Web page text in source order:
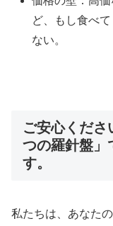
ど、もし食べ
ない。
ご安心くださ
つの羅針盤」
す。
私たちは、あなた